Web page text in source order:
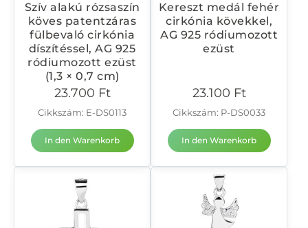
Szív alakú rózsaszín
köves patentzáras
fülbevaló cirkónia
díszítéssel, AG 925
ródiumozott ezüst
(1,3 × 0,7 cm)
23.700 Ft
Cikkszám: E-DS0113
In den Warenkorb
Kereszt medál fehér
cirkónia kövekkel,
AG 925 ródiumozott
ezüst
23.100 Ft
Cikkszám: P-DS0033
In den Warenkorb